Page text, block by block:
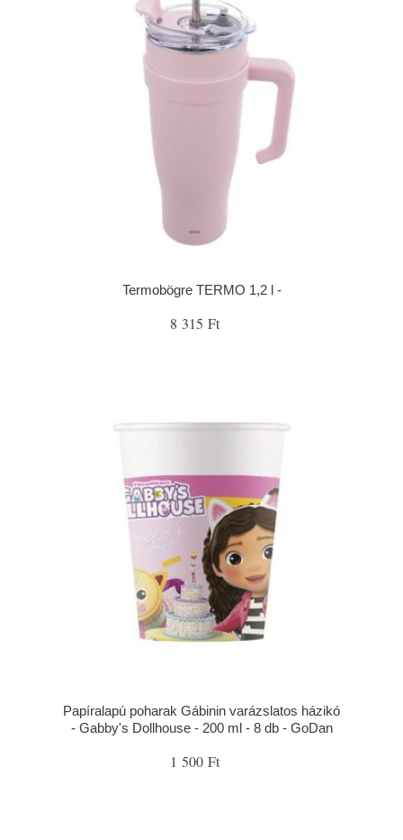
Termobögre TERMO 1,2 l -
8 315 Ft
Papíralapú poharak Gábinin varázslatos házikó
- Gabby's Dollhouse - 200 ml - 8 db - GoDan
1 500 Ft